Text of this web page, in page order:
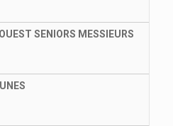
SENIORS MESSIEURS